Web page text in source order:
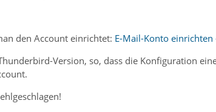
den Account einrichtet: E-Mail-Konto
Version, so, dass die Konfiguration